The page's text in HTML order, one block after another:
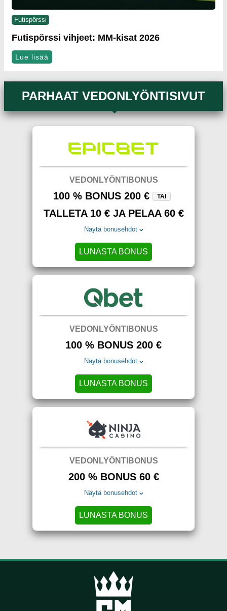
Futispörssi
Futispörssi vihjeet: MM-kisat 2026
Lue lisää
PARHAAT VEDONLYÖNTISIVUT
VEDONLYÖNTIBONUS
100 % BONUS 200 € TAI
TALLETA 10 € JA PELAA 60 €
Näytä bonusehdot
LUNASTA BONUS
VEDONLYÖNTIBONUS
100 % BONUS 200 €
Näytä bonusehdot
LUNASTA BONUS
VEDONLYÖNTIBONUS
200 % BONUS 60 €
Näytä bonusehdot
LUNASTA BONUS